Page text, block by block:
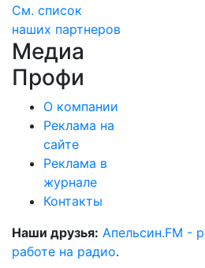
См. список
наших партнеров
Медиа
Профи
О компании
Реклама на
сайте
Реклама в
журнале
Контакты
Наши друзья: Апельсин.FM -
работе на радио.